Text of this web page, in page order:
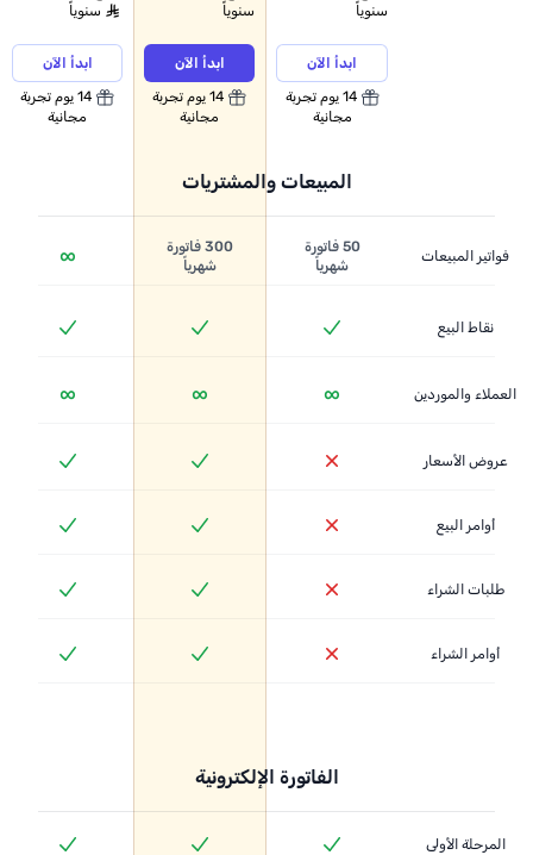
سنوياً
ابدأ الآن
14 يوم تجربة
مجانية
سنوياً
ابدأ الآن
14 يوم تجربة
مجانية
⃁ سنوياً
ابدأ الآن
14 يوم تجربة
مجانية
المبيعات والمشتريات
فواتير المبيعات
50 فاتورة
شهرياً
300 فاتورة
شهرياً
∞
نقاط البيع
العملاء والموردين ∞
∞
∞
عروض الأسعار
أوامر البيع
طلبات الشراء
أوامر الشراء
الفاتورة الإلكترونية
المرحلة الأولى